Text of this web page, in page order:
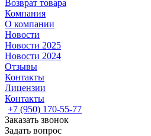
Возврат товара
Компания
О компании
Новости
Новости 2025
Новости 2024
Отзывы
Контакты
Лицензии
Контакты
+7 (950) 170-55-77
Заказать звонок
Задать вопрос